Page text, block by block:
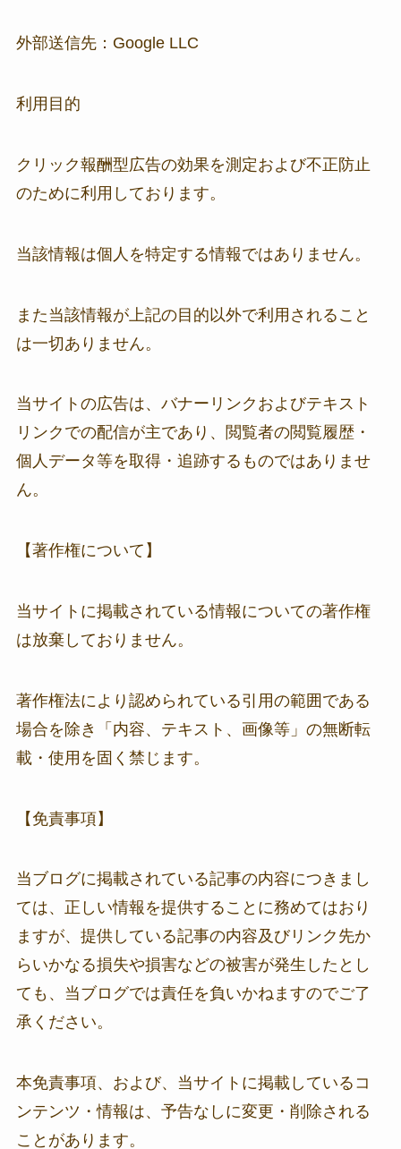
外部送信先：Google LLC
利用目的
クリック報酬型広告の効果を測定および不正防止
のために利用しております。
当該情報は個人を特定する情報ではありません。
また当該情報が上記の目的以外で利用されること
は一切ありません。
当サイトの広告は、バナーリンクおよびテキスト
リンクでの配信が主であり、閲覧者の閲覧履歴・
個人データ等を取得・追跡するものではありませ
ん。
【著作権について】
当サイトに掲載されている情報についての著作権
は放棄しておりません。
著作権法により認められている引用の範囲である
場合を除き「内容、テキスト、画像等」の無断転
載・使用を固く禁じます。
【免責事項】
当ブログに掲載されている記事の内容につきまし
ては、正しい情報を提供することに務めてはおり
ますが、提供している記事の内容及びリンク先か
らいかなる損失や損害などの被害が発生したとし
ても、当ブログでは責任を負いかねますのでご了
承ください。
本免責事項、および、当サイトに掲載しているコ
ンテンツ・情報は、予告なしに変更・削除される
ことがあります。